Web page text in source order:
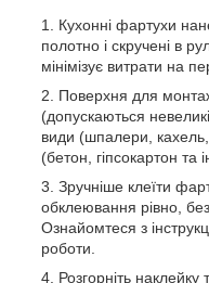
Кухонні фартухи
полотно і скручені в
мінімізує витрати на
Поверхня для
(допускаються невеликі
види (шпалери,
(бетон, гіпсокартон та
Зручніше клеїти
обклеювання рівно,
Ознайомтеся з
роботи.
Розгорніть наклейку